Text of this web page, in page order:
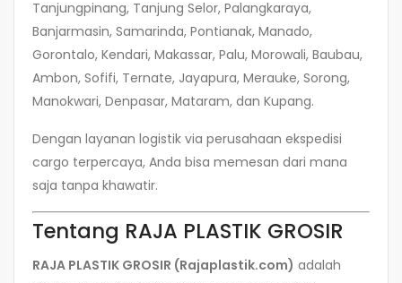
Tanjungpinang, Tanjung Selor, Palangkaraya,
Banjarmasin, Samarinda, Pontianak, Manado,
Gorontalo, Kendari, Makassar, Palu, Morowali, Baubau,
Ambon, Sofifi, Ternate, Jayapura, Merauke, Sorong,
Manokwari, Denpasar, Mataram, dan Kupang.
Dengan layanan logistik via perusahaan ekspedisi
cargo terpercaya, Anda bisa memesan dari mana
saja tanpa khawatir.
Tentang RAJA PLASTIK GROSIR
RAJA PLASTIK GROSIR (Rajaplastik.com) adalah